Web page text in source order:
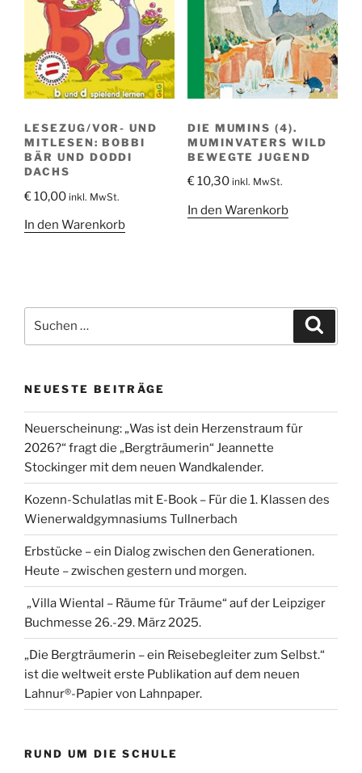
LESEZUG/VOR- UND
MITLESEN: BOBBI
BÄR UND DODDI
DACHS
€10,00 inkl. MwSt.
In den Warenkorb
DIE MUMINS (4).
MUMINVATERS WILD
BEWEGTE JUGEND
€10,30 inkl. MwSt.
In den Warenkorb
nach:
NEUESTE BEITRÄGE
Neuerscheinung: „Was ist dein Herzenstraum für
2026?“ fragt die „Bergträumerin“ Jeannette
Stockinger mit dem neuen Wandkalender.
Kozenn-Schulatlas mit E-Book – Für die 1. Klassen des
Wienerwaldgymnasiums Tullnerbach
Erbstücke – ein Dialog zwischen den Generationen.
Heute – zwischen gestern und morgen.
„Villa Wiental – Räume für Träume“ auf der Leipziger
Buchmesse 26.-29. März 2025.
„Die Bergträumerin – ein Reisebegleiter zum Selbst.“
ist die weltweit erste Publikation auf dem neuen
Lahnur®-Papier von Lahnpaper.
RUND UM DIE SCHULE